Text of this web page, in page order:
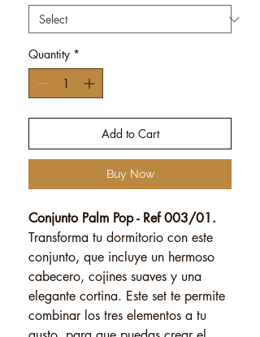
Quantity *
Add to Cart
Buy Now
Conjunto Palm Pop - Ref 003/01.
Transforma tu dormitorio con este
conjunto, que incluye un hermoso
cabecero, cojines suaves y una
elegante cortina. Este set te permite
combinar los tres elementos a tu